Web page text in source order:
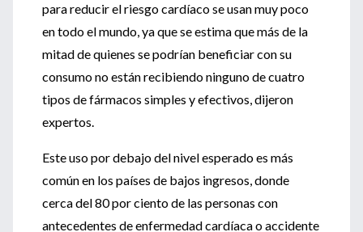
para reducir el riesgo cardíaco se usan muy poco
en todo el mundo, ya que se estima que más de la
mitad de quienes se podrían beneficiar con su
consumo no están recibiendo ninguno de cuatro
tipos de fármacos simples y efectivos, dijeron
expertos.
Este uso por debajo del nivel esperado es más
común en los países de bajos ingresos, donde
cerca del 80 por ciento de las personas con
antecedentes de enfermedad cardíaca o accidente